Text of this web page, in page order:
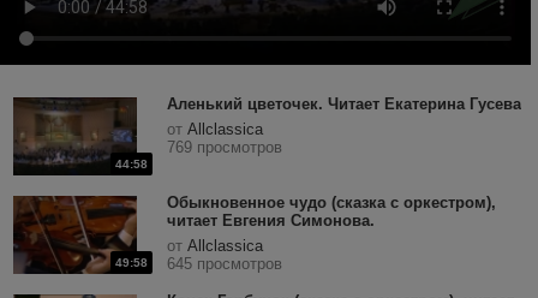
44:58
Аленький цветочек. Читает Екатерина Гусева
от Allclassica
769 просмотров
49:58
Обыкновенное чудо (сказка с оркестром),
читает Евгения Симонова.
от Allclassica
645 просмотров